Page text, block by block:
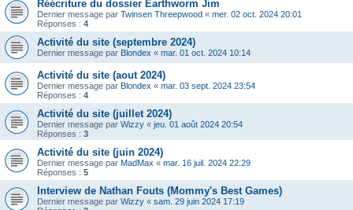
Réécriture du dossier Earthworm Jim
Dernier message par Twinsen Threepwood « mer. 02 oct. 2024 20:01
Réponses : 4
Activité du site (septembre 2024)
Dernier message par Blondex « mar. 01 oct. 2024 10:14
Activité du site (aout 2024)
Dernier message par Blondex « mar. 03 sept. 2024 23:54
Réponses : 4
Activité du site (juillet 2024)
Dernier message par Wizzy « jeu. 01 août 2024 20:54
Réponses : 3
Activité du site (juin 2024)
Dernier message par MadMax « mar. 16 juil. 2024 22:29
Réponses : 5
Interview de Nathan Fouts (Mommy's Best Games)
Dernier message par Wizzy « sam. 29 juin 2024 17:19